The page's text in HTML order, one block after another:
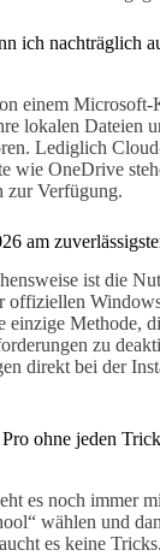
ich nachträglich
einem Microsoft-
lokalen Dateien
Lediglich
wie OneDrive
zur Verfügung.
am
ist die
offiziellen
Methode,
zu
direkt bei der
ohne jeden
es noch immer
wählen und
es keine Tricks.